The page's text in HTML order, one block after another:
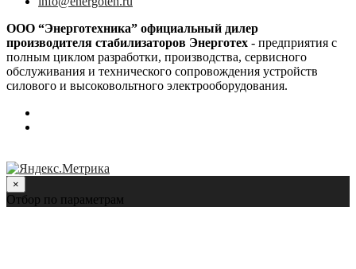
OОО “Энерготехника” официальный дилер
производителя стабилизаторов Энерготех - предприятия с
полным циклом разработки, производства, сервисного
обслуживания и технического сопровождения устройств
силового и высоковольтного электрооборудования.
×
Отбор по параметрам